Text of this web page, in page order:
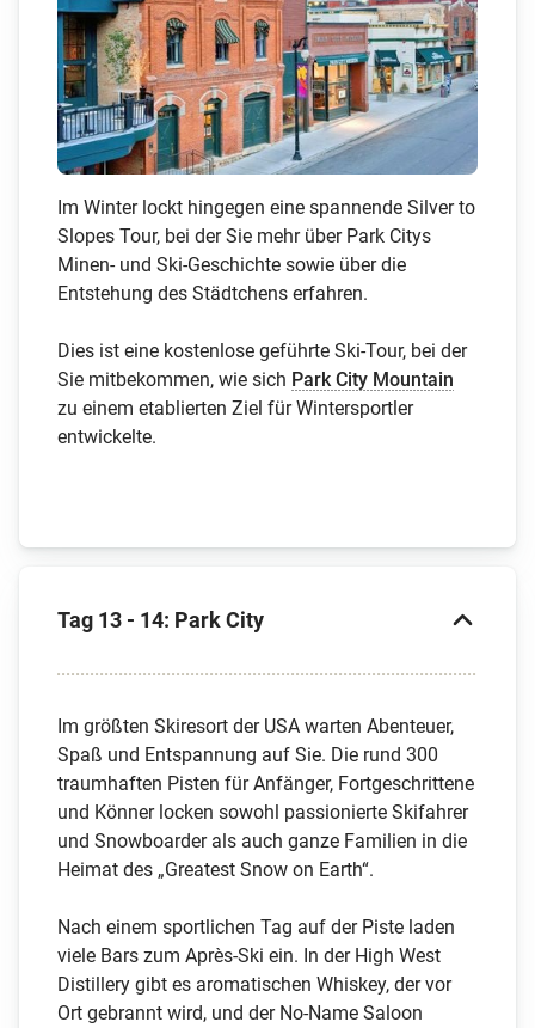
Im Winter lockt hingegen eine spannende Silver to
Slopes Tour, bei der Sie mehr über Park Citys
Minen- und Ski-Geschichte sowie über die
Entstehung des Städtchens erfahren.
Dies ist eine kostenlose geführte Ski-Tour, bei der
Sie mitbekommen, wie sich Park City Mountain
zu einem etablierten Ziel für Wintersportler
entwickelte.
Tag 13 - 14: Park City
Im größten Skiresort der USA warten Abenteuer,
Spaß und Entspannung auf Sie. Die rund 300
traumhaften Pisten für Anfänger, Fortgeschrittene
und Könner locken sowohl passionierte Skifahrer
und Snowboarder als auch ganze Familien in die
Heimat des „Greatest Snow on Earth“.
Nach einem sportlichen Tag auf der Piste laden
viele Bars zum Après-Ski ein. In der High West
Distillery gibt es aromatischen Whiskey, der vor
Ort gebrannt wird, und der No-Name Saloon